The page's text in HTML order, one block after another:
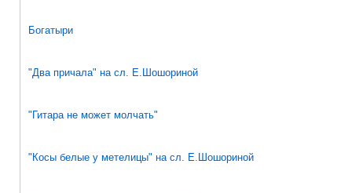
Богатыри
"Два причала" на сл. Е.Шошориной
"Гитара не может молчать"
"Косы белые у метелицы" на сл. Е.Шошориной